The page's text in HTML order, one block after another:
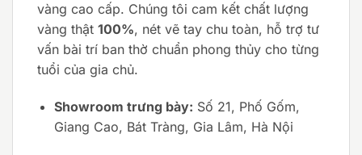
vàng cao cấp. Chúng tôi cam kết chất lượng
vàng thật 100%, nét vẽ tay chu toàn, hỗ trợ tư
vấn bài trí ban thờ chuẩn phong thủy cho từng
tuổi của gia chủ.
Showroom trưng bày: Số 21, Phố Gốm,
Giang Cao, Bát Tràng, Gia Lâm, Hà Nội